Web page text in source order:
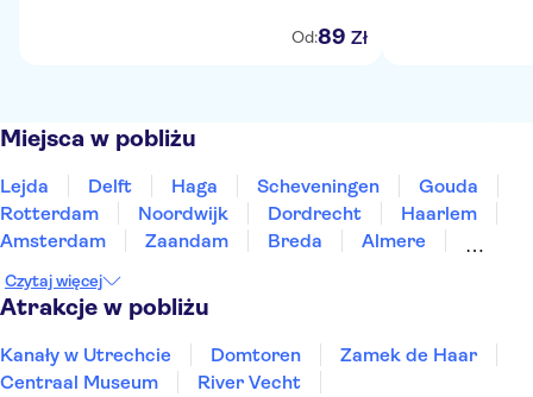
Od:89 Zł
Miejsca w pobliżu
Lejda Delft Haga Scheveningen
Gouda
Rotterdam
Noordwijk Dordrecht
Haarlem
Amsterdam
Zaandam Breda
Almere
Czytaj więcej
Atrakcje w pobliżu
Kanały w Utrechcie Domtoren
Zamek de Haar
Centraal Museum
River Vecht